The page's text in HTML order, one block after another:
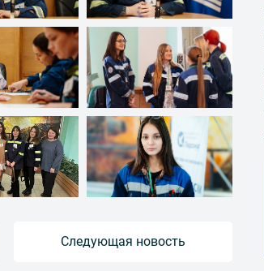
Следующая новость